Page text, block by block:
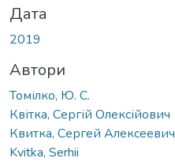
Дата
2019
Автори
Томілко, Ю. С.
Квітка, Сергій Олексійович
Квитка, Сергей Алексеевич
Kvitka, Serhii